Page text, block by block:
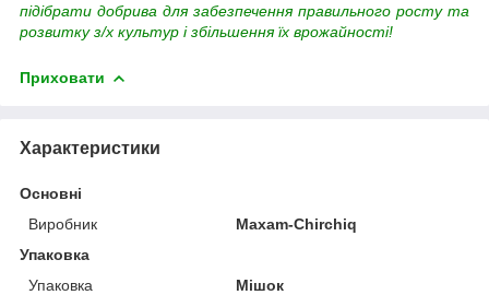
підібрати добрива для забезпечення правильного росту та
розвитку з/х культур і збільшення їх врожайності!
Приховати
Характеристики
Основні
Виробник
Maxam-Chirchiq
Упаковка
Упаковка
Мішок